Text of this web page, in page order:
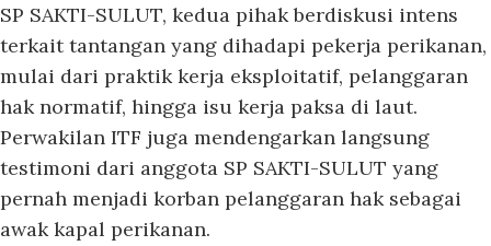
SP SAKTI-SULUT, kedua pihak berdiskusi intens
terkait tantangan yang dihadapi pekerja perikanan,
mulai dari praktik kerja eksploitatif, pelanggaran
hak normatif, hingga isu kerja paksa di laut.
Perwakilan ITF juga mendengarkan langsung
testimoni dari anggota SP SAKTI-SULUT yang
pernah menjadi korban pelanggaran hak sebagai
awak kapal perikanan.